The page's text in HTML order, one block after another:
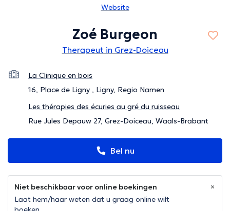
Website
Zoé Burgeon
Therapeut in Grez-Doiceau
La Clinique en bois
16, Place de Ligny , Ligny, Regio Namen
Les thérapies des écuries au gré du ruisseau
Rue Jules Depauw 27, Grez-Doiceau, Waals-Brabant
Bel nu
Niet beschikbaar voor online boekingen
Laat hem/haar weten dat u graag online wilt